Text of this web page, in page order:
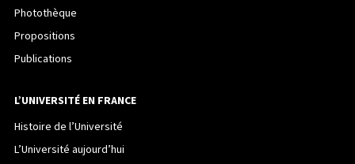
Photothèque
Propositions
Publications
L’UNIVERSITÉ EN FRANCE
Histoire de l’Université
L’Université aujourd’hui